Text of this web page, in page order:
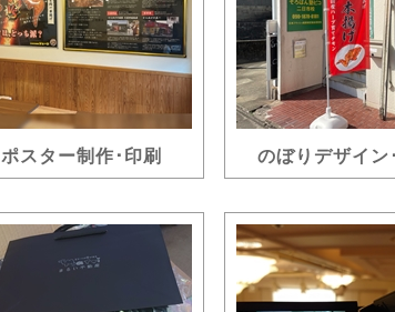
ポスター制作･印刷 のぼりデザイン